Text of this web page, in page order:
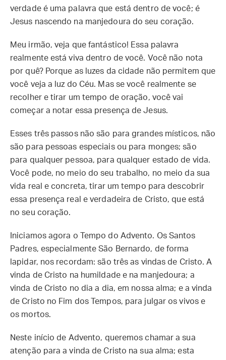
verdade é uma palavra que está dentro de você; é
Jesus nascendo na manjedoura do seu coração.
Meu irmão, veja que fantástico! Essa palavra
realmente está viva dentro de você. Você não nota
por quê? Porque as luzes da cidade não permitem que
você veja a luz do Céu. Mas se você realmente se
recolher e tirar um tempo de oração, você vai
começar a notar essa presença de Jesus.
Esses três passos não são para grandes místicos, não
são para pessoas especiais ou para monges; são
para qualquer pessoa, para qualquer estado de vida.
Você pode, no meio do seu trabalho, no meio da sua
vida real e concreta, tirar um tempo para descobrir
essa presença real e verdadeira de Cristo, que está
no seu coração.
Iniciamos agora o Tempo do Advento. Os Santos
Padres, especialmente São Bernardo, de forma
lapidar, nos recordam: são três as vindas de Cristo. A
vinda de Cristo na humildade e na manjedoura; a
vinda de Cristo no dia a dia, em nossa alma; e a vinda
de Cristo no Fim dos Tempos, para julgar os vivos e
os mortos.
Neste início de Advento, queremos chamar a sua
atenção para a vinda de Cristo na sua alma; esta